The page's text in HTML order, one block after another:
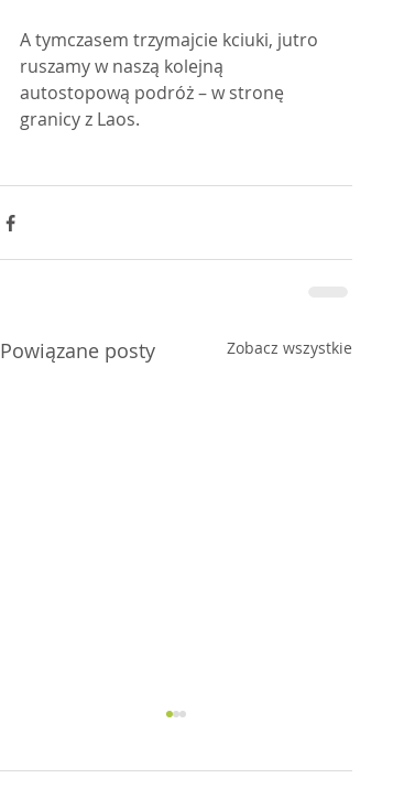
A tymczasem trzymajcie kciuki, jutro
ruszamy w naszą kolejną
autostopową podróż – w stronę
granicy z Laos.
Powiązane posty Zobacz wszystkie